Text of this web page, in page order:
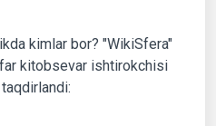
kimlar bor? "WikiSfera"
kitobsevar ishtirokchisi